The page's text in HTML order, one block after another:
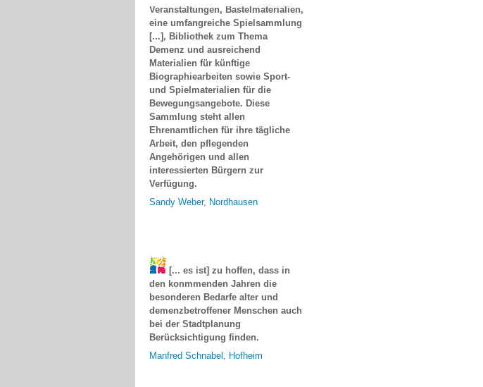
eine umfangreiche Spielsammlung
[...], Bibliothek zum Thema
Demenz und ausreichend
Materialien für künftige
Biographiearbeiten sowie Sport-
und Spielmaterialien für die
Bewegungsangebote. Diese
Sammlung steht allen
Ehrenamtlichen für ihre tägliche
Arbeit, den pflegenden
Angehörigen und allen
interessierten Bürgern zur
Verfügung.
Sandy Weber, Nordhausen
den konmmenden Jahren die
besonderen Bedarfe alter und
demenzbetroffener Menschen auch
bei der Stadtplanung
Berücksichtigung finden.
Manfred Schnabel, Hofheim